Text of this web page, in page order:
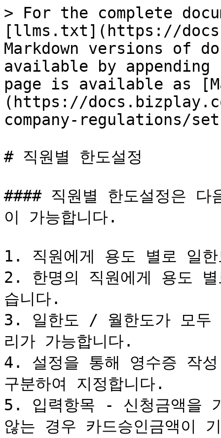
> For the complete
[llms.txt](https://
Markdown versions of
available by
page is available as
(https://
company-regulations/
# 직원별 한도설정
#### 직원별 한도설정은
이 가능합니다.
1. 직원에게 용도 별로 일
2. 한명의 직원에게 용도
습니다.
3. 일한도 / 월한도가 모두
리가 가능합니다.
4. 설정을 통해 영수증 작
구분하여 지정합니다.
5. 입력항목 - 신청금액을
않는 경우 카드승인금액이